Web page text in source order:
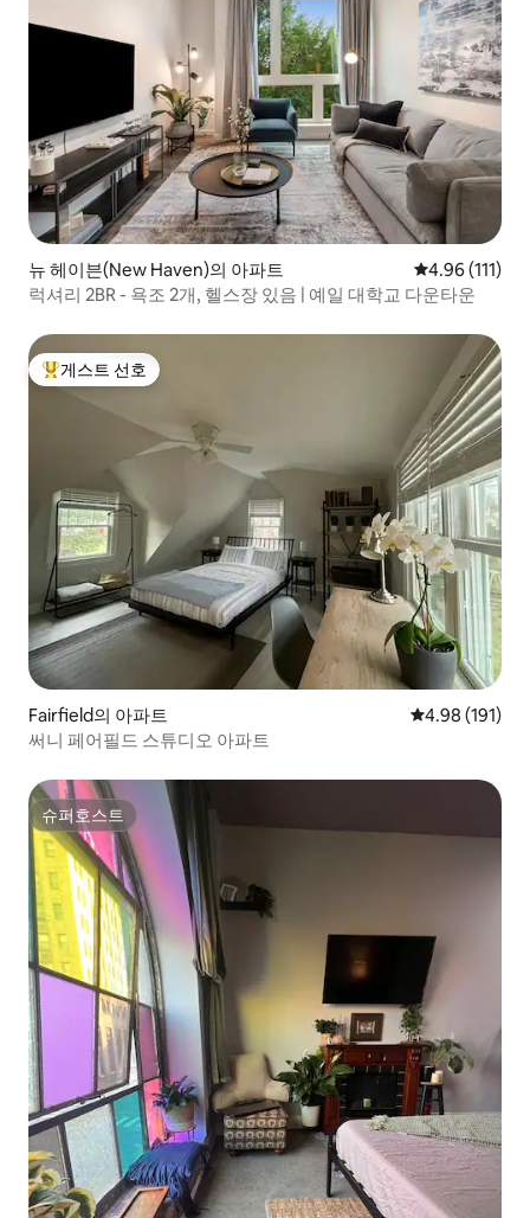
뉴 헤이븐(New Haven)의 아파트 평점 4.96점(5
4.96 (111)
럭셔리 2BR - 욕조 2개, 헬스장 있음 | 예일 대학교 다운타운
상위 게스트 선호
게스트 선호
Fairfield의 아파트 평점 4.98점(5
4.98 (191)
써니 페어필드 스튜디오 아파트
슈퍼호스트
슈퍼호스트